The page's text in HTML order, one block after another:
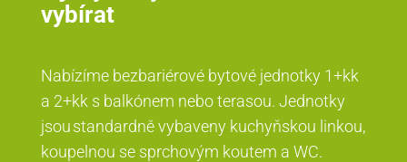
vybírat
Nabízíme bezbariérové bytové jednotky 1+kk
a 2+kk s balkónem nebo terasou. Jednotky
jsou standardně vybaveny kuchyňskou linkou,
koupelnou se sprchovým koutem a WC.